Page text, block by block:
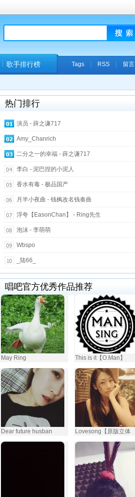
歌手排行榜 Tags| RSS| 留言
热门排行
演员 - 薛之谦717
Amy_Chanrich
二分之一的幸福 - 薛之谦717
李白 - 泥巴捏的小泥人
香水有毒 - 极品国产
月半小夜曲 - 钱枫改名钱奏曲
浮夸【EasonChan】 - Ring先生
泡沫 - 李萌萌
Wbspo
_陆66_
唱吧官方优秀作品推荐
May Ring This is it【O.Man】
Dear future husban Lovesong【原版立体